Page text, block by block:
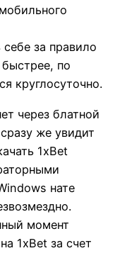
за правило
по
круглосуточно.
через блатной
же увидит
1xBet
нате
момент
1xBet за счет